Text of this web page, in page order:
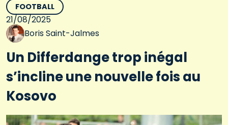
FOOTBALL
21/08/2025
Boris Saint-Jalmes
Un Differdange trop inégal
s’incline une nouvelle fois au
Kosovo